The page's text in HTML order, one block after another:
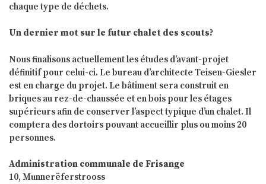
chaque type de déchets.
Un dernier mot sur le futur chalet des scouts?
Nous finalisons actuellement les études d’avant-projet
définitif pour celui-ci. Le bureau d’architecte Teisen-Giesler
est en charge du projet. Le bâtiment sera construit en
briques au rez-de-chaussée et en bois pour les étages
supérieurs afin de conserver l’aspect typique d’un chalet. Il
comptera des dortoirs pouvant accueillir plus ou moins 20
personnes.
Administration communale de Frisange
10, Munnerëferstrooss